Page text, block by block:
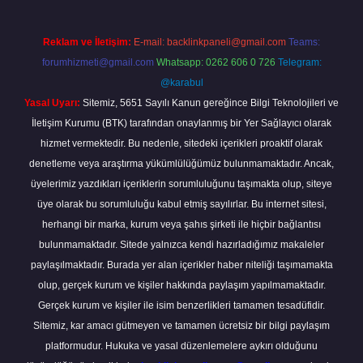
Reklam ve İletişim: E-mail: backlinkpaneli@gmail.com Teams:
forumhizmeti@gmail.com Whatsapp: 0262 606 0 726 Telegram:
@karabul
Yasal Uyarı: Sitemiz, 5651 Sayılı Kanun gereğince Bilgi Teknolojileri ve
İletişim Kurumu (BTK) tarafından onaylanmış bir Yer Sağlayıcı olarak
hizmet vermektedir. Bu nedenle, sitedeki içerikleri proaktif olarak
denetleme veya araştırma yükümlülüğümüz bulunmamaktadır. Ancak,
üyelerimiz yazdıkları içeriklerin sorumluluğunu taşımakta olup, siteye
üye olarak bu sorumluluğu kabul etmiş sayılırlar. Bu internet sitesi,
herhangi bir marka, kurum veya şahıs şirketi ile hiçbir bağlantısı
bulunmamaktadır. Sitede yalnızca kendi hazırladığımız makaleler
paylaşılmaktadır. Burada yer alan içerikler haber niteliği taşımamakta
olup, gerçek kurum ve kişiler hakkında paylaşım yapılmamaktadır.
Gerçek kurum ve kişiler ile isim benzerlikleri tamamen tesadüfidir.
Sitemiz, kar amacı gütmeyen ve tamamen ücretsiz bir bilgi paylaşım
platformudur. Hukuka ve yasal düzenlemelere aykırı olduğunu